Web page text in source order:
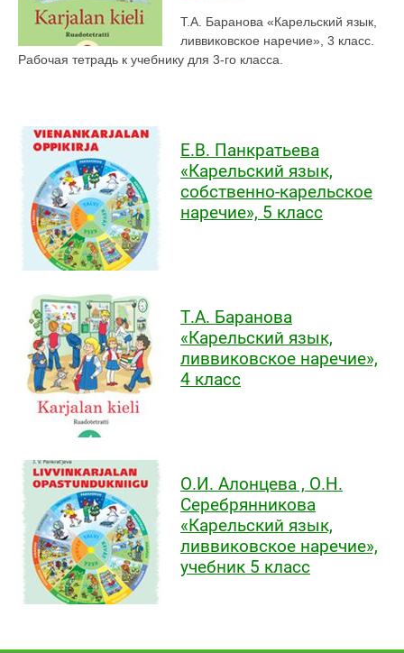
Т.А. Баранова «Карельский язык,
ливвиковское наречие», 3 класс.
Рабочая тетрадь к учебнику для 3-го класса.
Е.В. Панкратьева
«Карельский язык,
собственно-карельское
наречие», 5 класс
Т.А. Баранова
«Карельский язык,
ливвиковское наречие»,
4 класс
О.И. Алонцева , О.Н.
Серебрянникова
«Карельский язык,
ливвиковское наречие»,
учебник 5 класс